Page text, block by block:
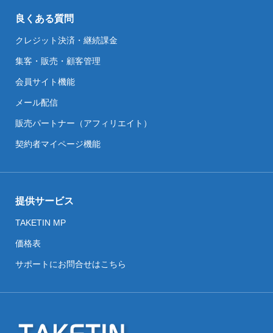
良くある質問
クレジット決済・継続課金
集客・販売・顧客管理
会員サイト機能
メール配信
販売パートナー（アフィリエイト）
契約者マイページ機能
提供サービス
TAKETIN MP
価格表
サポートにお問合せはこちら